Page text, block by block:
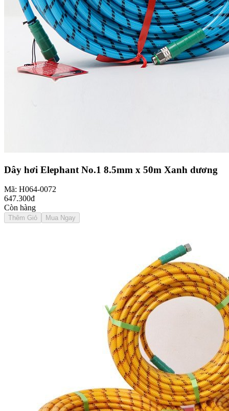
Dây hơi Elephant No.1 8.5mm x 50m Xanh dương
Mã: H064-0072
647.300đ
Còn hàng
Thêm Giỏ Mua Ngay